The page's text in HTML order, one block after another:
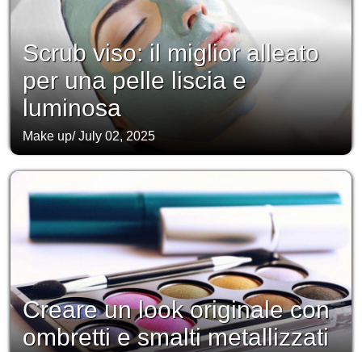
Scrub viso: il miglior alleato
per una pelle liscia e
luminosa
Make up/July 02, 2025
Creare un look originale con
ombretti e smalti metallizzati